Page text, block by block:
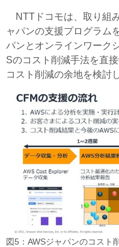
NTTドコモは、取り組
ャパンの支援プログラム
パンとオンラインワーク
Sのコスト削減手法を直
コスト削減の余地を検討
図5：AWSジャパンのコスト